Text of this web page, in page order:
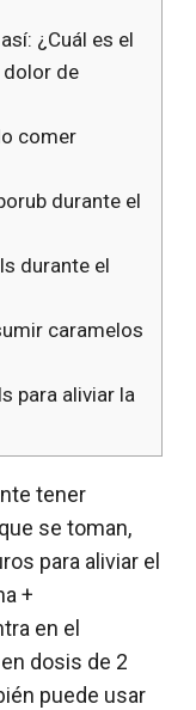
¿Cuál es el
dolor de
comer
durante el
durante el
caramelos
para aliviar la
tener
se toman,
para aliviar el
+
en el
dosis de 2
puede usar